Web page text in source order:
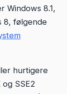
Windows 8.1,
8, følgende
hurtigere
SSE2